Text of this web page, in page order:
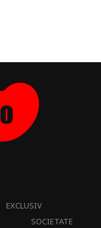
EXCLUSIV
SOCIETATE